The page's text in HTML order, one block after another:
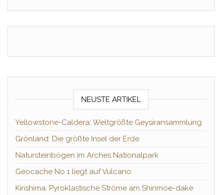
NEUSTE ARTIKEL
Yellowstone-Caldera: Weltgrößte Geysiransammlung
Grönland: Die größte Insel der Erde
Natursteinbögen im Arches Nationalpark
Geocache No 1 liegt auf Vulcano
Kirishima: Pyroklastische Ströme am Shinmoe-dake